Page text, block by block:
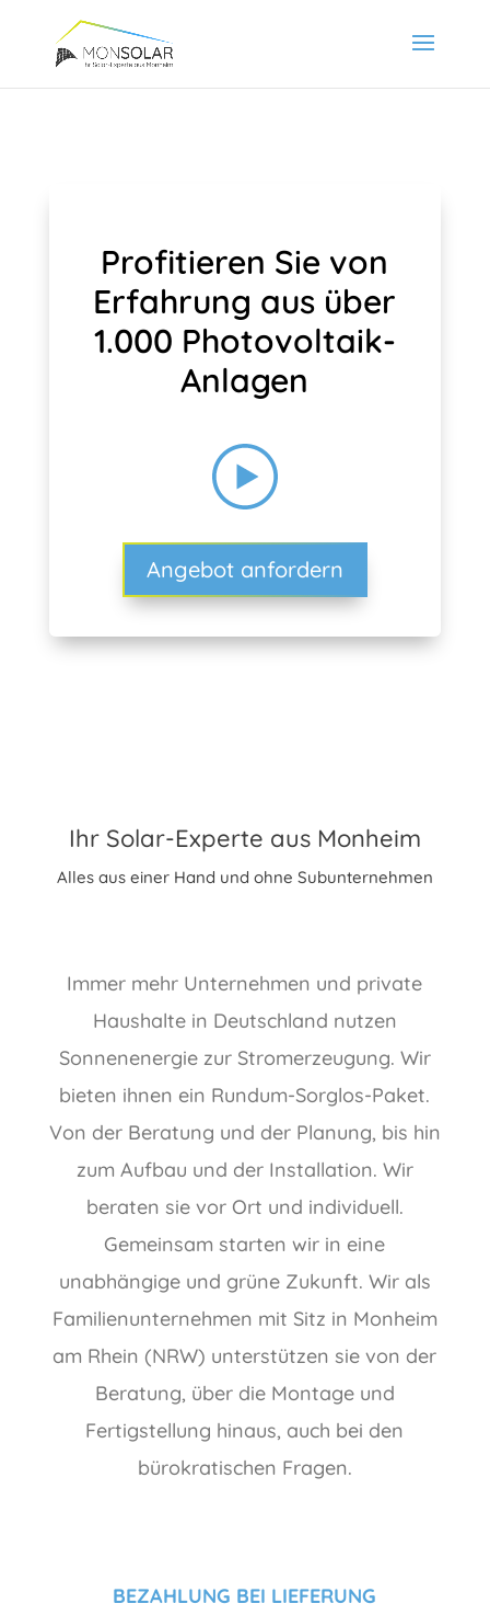
Profitieren Sie von
Erfahrung aus über
1.000 Photovoltaik-
Anlagen
Angebot anfordern
Ihr Solar-Experte aus Monheim
Alles aus einer Hand und ohne Subunternehmen
Immer mehr Unternehmen und private
Haushalte in Deutschland nutzen
Sonnenenergie zur Stromerzeugung. Wir
bieten ihnen ein Rundum-Sorglos-Paket.
Von der Beratung und der Planung, bis hin
zum Aufbau und der Installation. Wir
beraten sie vor Ort und individuell.
Gemeinsam starten wir in eine
unabhängige und grüne Zukunft. Wir als
Familienunternehmen mit Sitz in Monheim
am Rhein (NRW) unterstützen sie von der
Beratung, über die Montage und
Fertigstellung hinaus, auch bei den
bürokratischen Fragen.
BEZAHLUNG BEI LIEFERUNG